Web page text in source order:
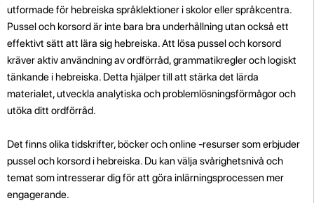
utformade för hebreiska språklektioner i skolor eller språkcentra.
Pussel och korsord är inte bara bra underhållning utan också ett
effektivt sätt att lära sig hebreiska. Att lösa pussel och korsord
kräver aktiv användning av ordförråd, grammatikregler och logiskt
tänkande i hebreiska. Detta hjälper till att stärka det lärda
materialet, utveckla analytiska och problemlösningsförmågor och
utöka ditt ordförråd.
Det finns olika tidskrifter, böcker och online -resurser som erbjuder
pussel och korsord i hebreiska. Du kan välja svårighetsnivå och
temat som intresserar dig för att göra inlärningsprocessen mer
engagerande.